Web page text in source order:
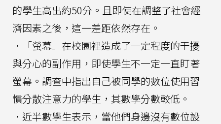
的學生高出約50分。且即使在調整了社會經
濟因素之後，這一差距依然存在。
．「螢幕」在校園裡造成了一定程度的干擾
與分心的副作用，即使學生不一定一直盯著
螢幕。調查中指出自己被同學的數位使用習
慣分散注意力的學生，其數學分數較低。
．近半數學生表示，當他們身邊沒有數位設